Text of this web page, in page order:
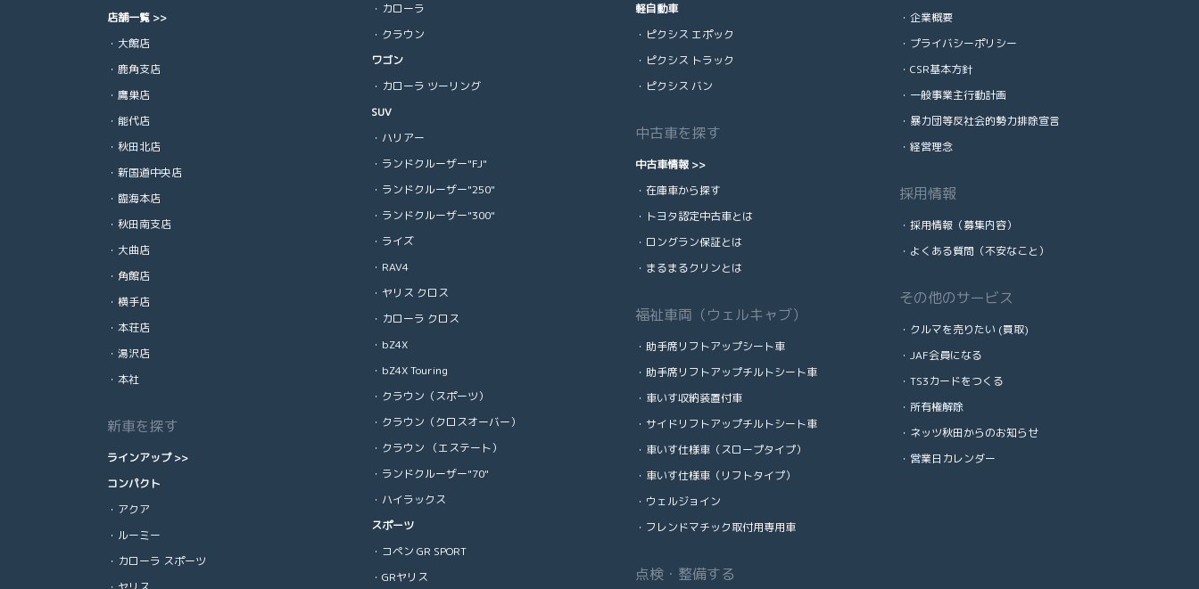
店舗一覧 >>
・大館店
・鹿角支店
・鷹巣店
・能代店
・秋田北店
・新国道中央店
・臨海本店
・秋田南支店
・大曲店
・角館店
・横手店
・本荘店
・湯沢店
・本社
新車を探す
ラインアップ >>
コンパクト
・アクア
・ルーミー
・カローラ スポーツ
・カローラ
・クラウン
ワゴン
・カローラ ツーリング
SUV
・ハリアー
・ランドクルーザー"FJ"
・ランドクルーザー"250"
・ランドクルーザー"300"
・ライズ
・RAV4
・ヤリス クロス
・カローラ クロス
・bZ4X
・bZ4X Touring
・クラウン（スポーツ）
・クラウン（クロスオーバー）
・クラウン （エステート）
・ランドクルーザー"70"
・ハイラックス
スポーツ
・コペン GR SPORT
・GRヤリス
軽自動車
・ピクシス エポック
・ピクシス トラック
・ピクシス バン
中古車を探す
中古車情報 >>
・在庫車から探す
・トヨタ認定中古車とは
・ロングラン保証とは
・まるまるクリンとは
福祉車両（ウェルキャブ）
・助手席リフトアップシート車
・助手席リフトアップチルトシート車
・車いす収納装置付車
・サイドリフトアップチルトシート車
・車いす仕様車（スロープタイプ）
・車いす仕様車（リフトタイプ）
・ウェルジョイン
・フレンドマチック取付用専用車
点検・整備する
・企業概要
・プライバシーポリシー
・CSR基本方針
・一般事業主行動計画
・暴力団等反社会的勢力排除宣言
・経営理念
採用情報
・採用情報（募集内容）
・よくある質問（不安なこと）
その他のサービス
・クルマを売りたい (買取)
・JAF会員になる
・TS3カードをつくる
・所有権解除
・ネッツ秋田からのお知らせ
・営業日カレンダー